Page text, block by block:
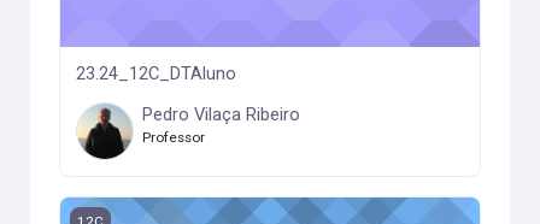
23.24_12C_DTAluno
Pedro Vilaça Ribeiro
Professor
23.24_12C_Apoio_Port.